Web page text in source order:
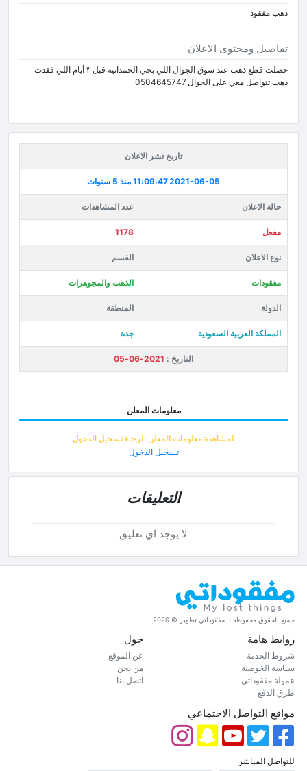
ذهب مفقود
تفاصيل ومحتوى الاعلان
حصلت قطع ذهب عند سوق الجوال اللي بحي الحمدانية قبل ٣ أيام اللي فقدت
ذهب تتواصل معي على الجوال 0504645747
تاريخ نشر الاعلان
2021-06-05 11:09:47 منذ 5 سنوات
حالة الاعلان عدد المشاهدات
مفعل 1178
نوع الاعلان القسم
مفقودات الذهب والمجوهرات
الدولة المنطقة
المملكة العربية السعودية جدة
التاريخ : 2021-06-05
معلومات المعلن
لمشاهدة معلومات المعلن الرجاء تسجيل الدخول
تسجيل الدخول
التعليقات
لا يوجد اي تعليق
جميع الحقوق محفوظه لـ مفقوداتي تطوير © 2026
روابط هامة
شروط الخدمة
سياسة الخوصية
عمولة مفقوداتي
طرق الدفع
حول
عن الموقع
من نحن
اتصل بنا
مواقع التواصل الاجتماعي
للتواصل المباشر